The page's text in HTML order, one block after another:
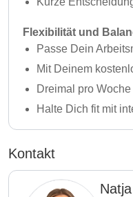
Flexibilität und
Passe Dein
Mit Deinem
Dreimal pro
Halte Dich fit mit
Kontakt